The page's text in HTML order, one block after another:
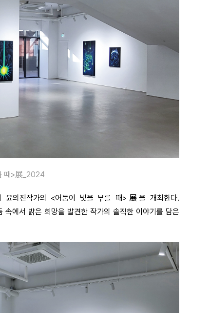
때>展_2024
의진작가의 <어둠이 빛을 부를 때>展을 개최한다.
속에서 밝은 희망을 발견한 작가의 솔직한 이야기를 담은